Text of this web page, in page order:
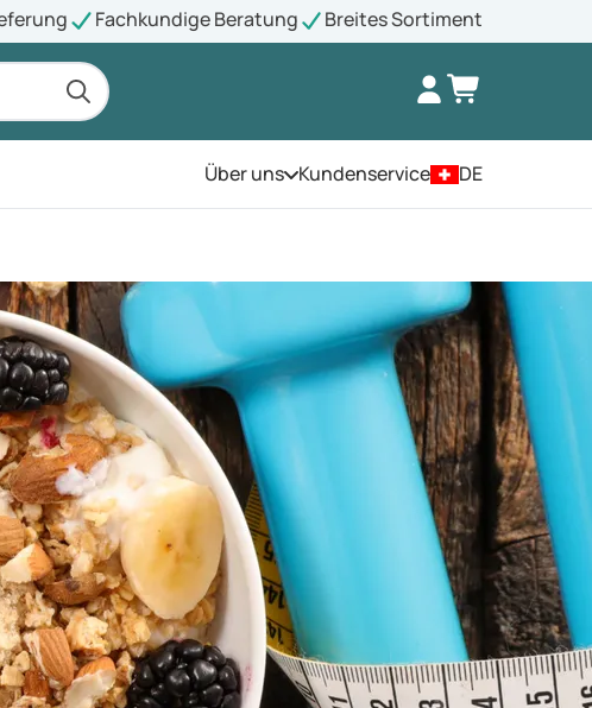
Fachkundige Beratung Breites Sortiment
Über unsÖffnen Sie das Menü
Kundenservice DE